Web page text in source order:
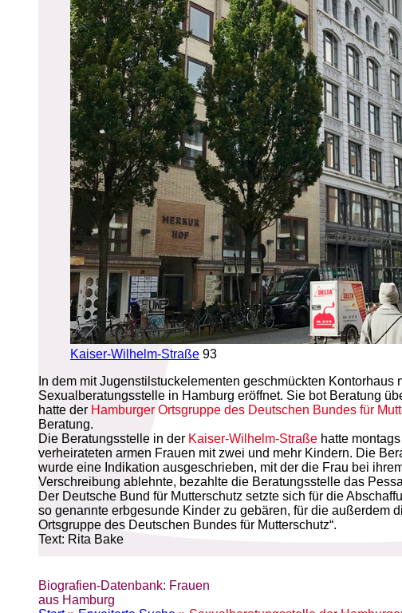
Biografien-Datenbank: Frauen
aus Hamburg
Kaiser-Wilhelm-Straße 93
In dem mit Jugenstilstuckelementen geschmückten
Sexualberatungsstelle in Hamburg eröffnet. Sie bot Beratung
hatte der Hamburger Ortsgruppe des Deutschen Bundes für
Beratung.
Die Beratungsstelle in der Kaiser-Wilhelm-Straße hatte
verheirateten armen Frauen mit zwei und mehr Kindern. Die
wurde eine Indikation ausgeschrieben, mit der die Frau bei
Verschreibung ablehnte, bezahlte die Beratungsstelle das
Der Deutsche Bund für Mutterschutz setzte sich für die
so genannte erbgesunde Kinder zu gebären, für die außerdem
Ortsgruppe des Deutschen Bundes für Mutterschutz“.
Text: Rita Bake